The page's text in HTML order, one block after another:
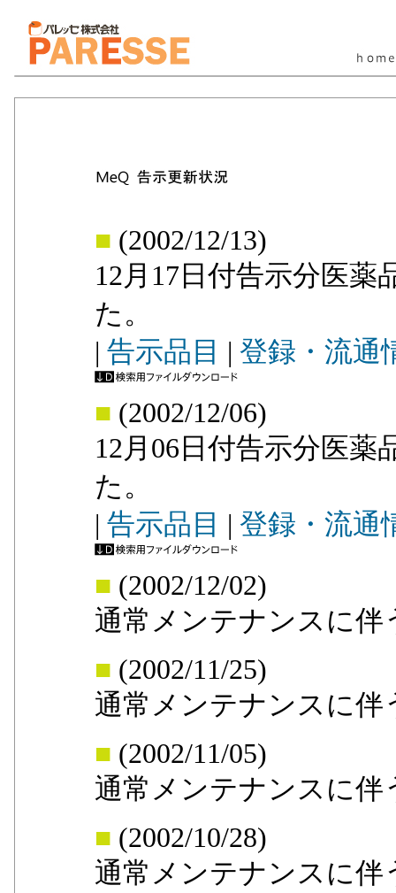
■ (2002/12/13)
12月17日付告示分医
た。
| 告示品目 | 登録・流通
■ (2002/12/06)
12月06日付告示分医
た。
| 告示品目 | 登録・流通
■ (2002/12/02)
通常メンテナンスに
■ (2002/11/25)
通常メンテナンスに
■ (2002/11/05)
通常メンテナンスに
■ (2002/10/28)
通常メンテナンスに